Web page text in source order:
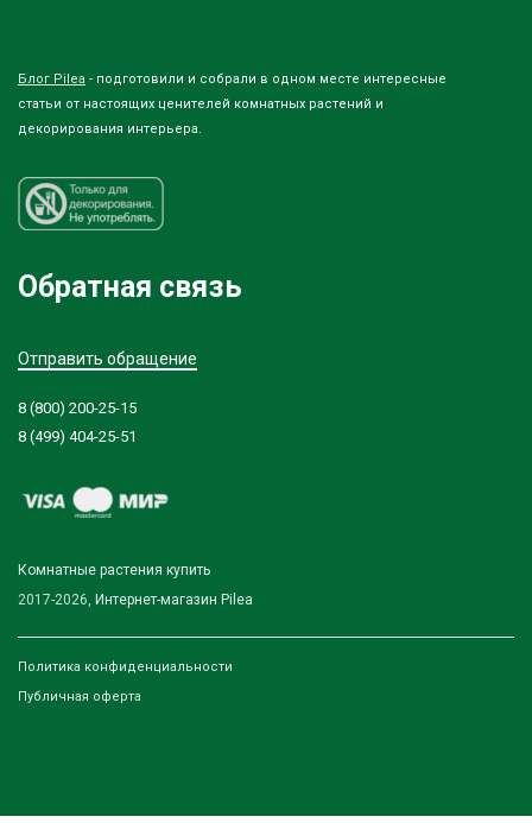
Блог Pilea - подготовили и собрали в одном месте интересные
статьи от настоящих ценителей комнатных растений и
декорирования интерьера.
Обратная связь
Отправить обращение
8 (800) 200-25-15
8 (499) 404-25-51
Комнатные растения купить
2017-2026, Интернет-магазин Pilea
Политика конфиденциальности
Публичная оферта